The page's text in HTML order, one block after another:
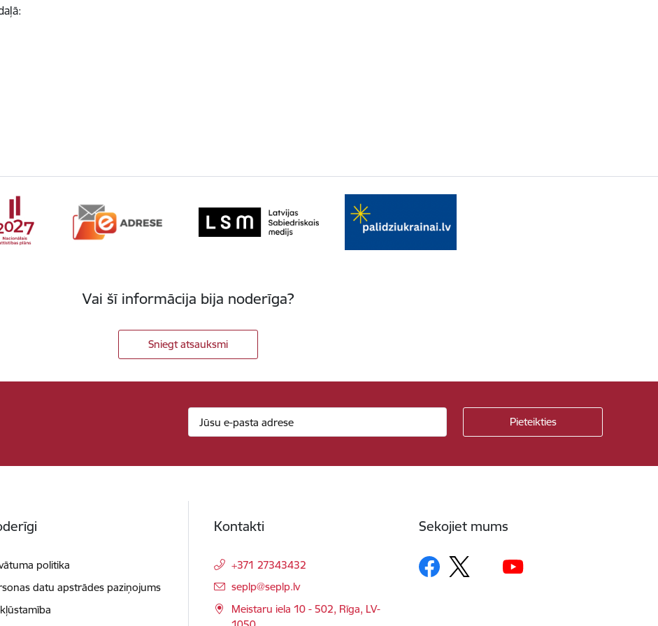
Vai šī informācija bija noderīga?
Sniegt atsauksmi
politika
datu apstrādes paziņojums
Kontakti
+371 27343432
E-pasts:
seplp@seplp.lv
Meistaru iela 10 - 502, Rīga, LV-
Sekojiet mums